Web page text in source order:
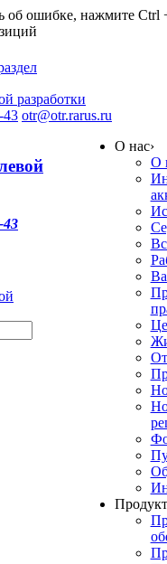
об ошибке, нажмите Ctrl
разработки
43 otr@otr.rarus.ru
43
О нас›
О